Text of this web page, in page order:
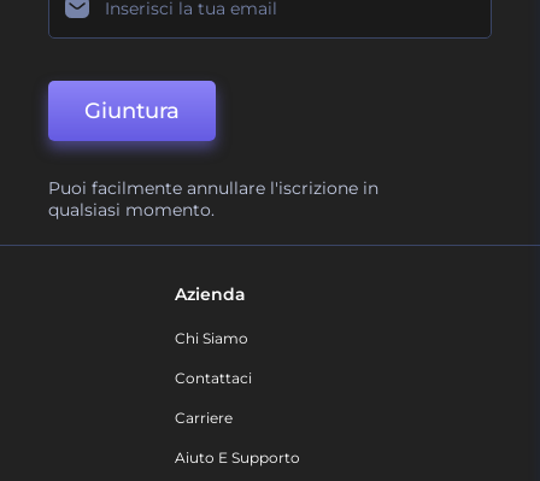
Giuntura
Puoi facilmente annullare l'iscrizione in
qualsiasi momento.
Azienda
Chi Siamo
Contattaci
Carriere
Aiuto E Supporto